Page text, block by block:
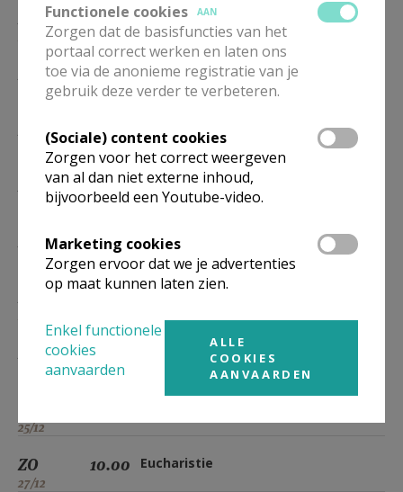
20/09
10.00 Eucharistie
04/10
10.00 Eucharistie
18/10
10.00 Eucharistie
19.00 Eucharistie
10.00 Eucharistie
10.00 Eucharistie
25/12
ZO
27/12
10.00 Eucharistie
Functionele cookies
AAN
Zorgen dat de basisfuncties van het
portaal correct werken en laten ons
toe via de anonieme registratie van je
gebruik deze verder te verbeteren.
(Sociale) content cookies
Zorgen voor het correct weergeven
van al dan niet externe inhoud,
bijvoorbeeld een Youtube-video.
Marketing cookies
Zorgen ervoor dat we je advertenties
op maat kunnen laten zien.
Enkel functionele
cookies
aanvaarden
ALLE
COOKIES
AANVAARDEN